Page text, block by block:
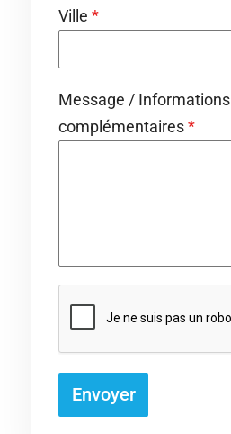
Ville *
Message / Informations
complémentaires*
Envoyer